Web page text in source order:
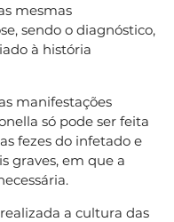
mesmas
sendo o diagnóstico,
à história
manifestações
só pode ser feita
fezes do infetado e
graves, em que a
a cultura das